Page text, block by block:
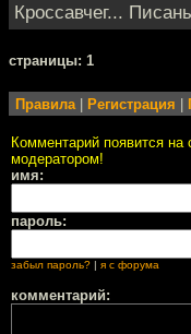
Кроссавчег...
cтраницы: 1
Правила| Регистрация
Комментарий появится на
модератором!
имя:
пароль:
забыл пароль? | я с форума
комментарий: